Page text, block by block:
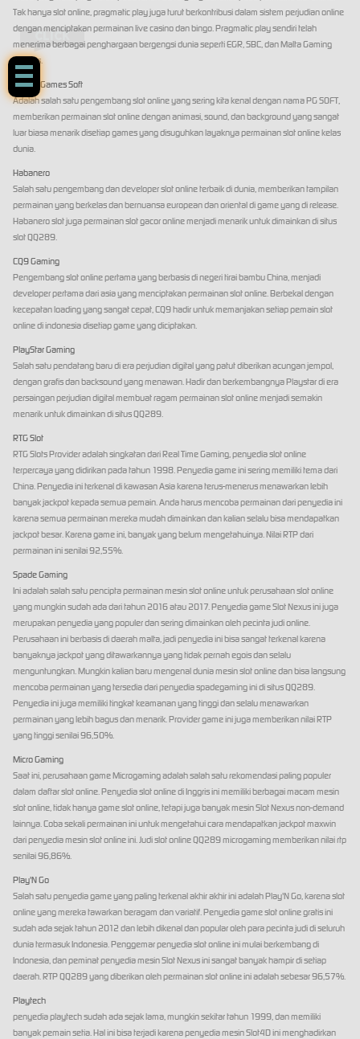
CLICK
Tak hanya slot online, pragmatic play juga turut berkontribusi dalam sistem perjudian online
dengan menciptakan permainan live casino dan bingo. Pragmatic play sendiri telah
menerima berbagai penghargaan bergengsi dunia seperti EGR, SBC, dan Malta Gaming
Awards.
Pocket Games Soft
Adalah salah satu pengembang slot online yang sering kita kenal dengan nama PG SOFT,
memberikan permainan slot online dengan animasi, sound, dan background yang sangat
luar biasa menarik disetiap games yang disuguhkan layaknya permainan slot online kelas
dunia.
Habanero
Salah satu pengembang dan developer slot online terbaik di dunia, memberikan tampilan
permainan yang berkelas dan bernuansa european dan oriental di game yang di release.
Habanero slot juga permainan slot gacor online menjadi menarik untuk dimainkan di situs
slot QQ289.
CQ9 Gaming
Pengembang slot online pertama yang berbasis di negeri tirai bambu China, menjadi
developer pertama dari asia yang menciptakan permainan slot online. Berbekal dengan
kecepatan loading yang sangat cepat, CQ9 hadir untuk memanjakan setiap pemain slot
online di indonesia disetiap game yang diciptakan.
PlayStar Gaming
Salah satu pendatang baru di era perjudian digital yang patut diberikan acungan jempol,
dengan grafis dan backsound yang menawan. Hadir dan berkembangnya Playstar di era
persaingan perjudian digital membuat ragam permainan slot online menjadi semakin
menarik untuk dimainkan di situs QQ289.
RTG Slot
RTG Slots Provider adalah singkatan dari Real Time Gaming, penyedia slot online
terpercaya yang didirikan pada tahun 1998. Penyedia game ini sering memiliki tema dari
China. Penyedia ini terkenal di kawasan Asia karena terus-menerus menawarkan lebih
banyak jackpot kepada semua pemain. Anda harus mencoba permainan dari penyedia ini
karena semua permainan mereka mudah dimainkan dan kalian selalu bisa mendapatkan
jackpot besar. Karena game ini, banyak yang belum mengetahuinya. Nilai RTP dari
permainan ini senilai 92,55%.
Spade Gaming
Ini adalah salah satu pencipta permainan mesin slot online untuk perusahaan slot online
yang mungkin sudah ada dari tahun 2016 atau 2017. Penyedia game Slot Nexus ini juga
merupakan penyedia yang populer dan sering dimainkan oleh pecinta judi online.
Perusahaan ini berbasis di daerah malta, jadi penyedia ini bisa sangat terkenal karena
banyaknya jackpot yang ditawarkannya yang tidak pernah egois dan selalu
menguntungkan. Mungkin kalian baru mengenal dunia mesin slot online dan bisa langsung
mencoba permainan yang tersedia dari penyedia spadegaming ini di situs QQ289.
Penyedia ini juga memiliki tingkat keamanan yang tinggi dan selalu menawarkan
permainan yang lebih bagus dan menarik. Provider game ini juga memberikan nilai RTP
yang tinggi senilai 96,50%.
Micro Gaming
Saat ini, perusahaan game Microgaming adalah salah satu rekomendasi paling populer
dalam daftar slot online. Penyedia slot online di Inggris ini memiliki berbagai macam mesin
slot online, tidak hanya game slot online, tetapi juga banyak mesin Slot Nexus non-demand
lainnya. Coba sekali permainan ini untuk mengetahui cara mendapatkan jackpot maxwin
dari penyedia mesin slot online ini. Judi slot online QQ289 microgaming memberikan nilai rtp
senilai 96,86%.
Play'N Go
Salah satu penyedia game yang paling terkenal akhir akhir ini adalah Play'N Go, karena slot
online yang mereka tawarkan beragam dan variatif. Penyedia game slot online gratis ini
sudah ada sejak tahun 2012 dan lebih dikenal dan popular oleh para pecinta judi di seluruh
dunia termasuk Indonesia. Penggemar penyedia slot online ini mulai berkembang di
Indonesia, dan peminat penyedia mesin Slot Nexus ini sangat banyak hampir di setiap
daerah. RTP QQ289 yang diberikan oleh permainan slot online ini adalah sebesar 96,57%.
Playtech
penyedia playtech sudah ada sejak lama, mungkin sekitar tahun 1999, dan memiliki
banyak pemain setia. Hal ini bisa terjadi karena penyedia mesin Slot4D ini menghadirkan